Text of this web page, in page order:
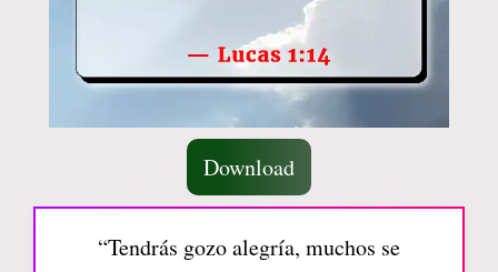
Download
“Tendrás gozo alegría, muchos se